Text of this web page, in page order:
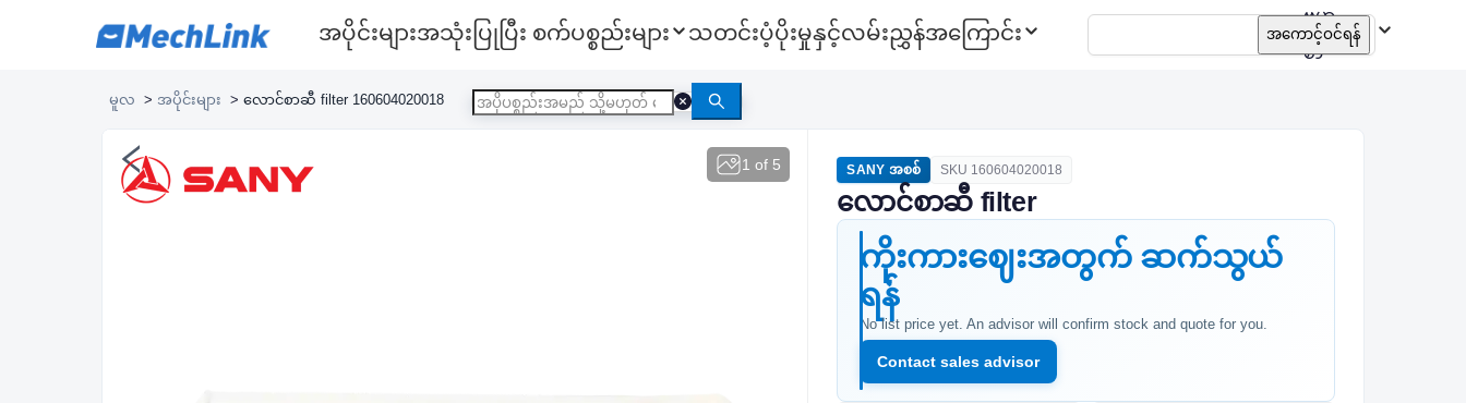
အပိုင်းများအသုံးပြုပြီး စက်ပစ္စည်းများ သတင်းပံ့ပိုးမှုနှင့်လမ်းညွှန်အကြောင်း
ဗမာ
စာ
အကောင့်ဝင်ရန်
မူလ > အပိုင်းများ > လောင်စာဆီ filter 160604020018
1 of 5 SANY အစစ် SKU 160604020018
လောင်စာဆီ filter
ကိုးကားဈေးအတွက် ဆက်သွယ်
ရန်
No list price yet. An advisor will confirm stock and quote for you.
Contact sales advisor